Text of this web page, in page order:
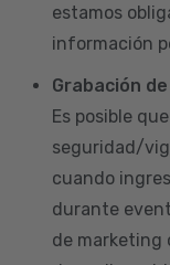
estamos
información
Grabación
Es posible
seguridad/
cuando
durante
de marketing